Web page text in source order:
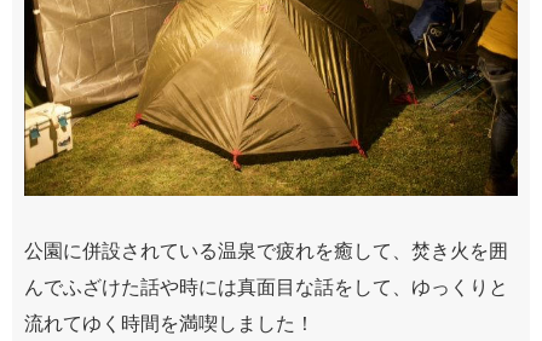
公園に併設されている温泉で疲れを癒して、焚き火を囲
んでふざけた話や時には真面目な話をして、ゆっくりと
流れてゆく時間を満喫しました！